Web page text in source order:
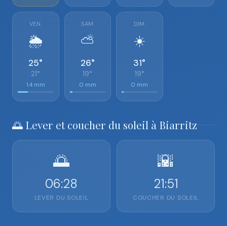
VEN.
🌦️
25°
21°
1.4 mm
SAM.
⛅
26°
19°
0 mm
DIM.
☀️
31°
19°
0 mm
🌅 Lever et coucher du soleil à Biarritz
🌅
06:28
LEVER DU SOLEIL
🌇
21:51
COUCHER DU SOLEIL